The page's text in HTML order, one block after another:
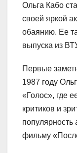
Ольга Кабо
своей яркой
обаянию. Ее
выпуска из
Первые
1987 году
«Голос», где
критиков и
популярность
фильму